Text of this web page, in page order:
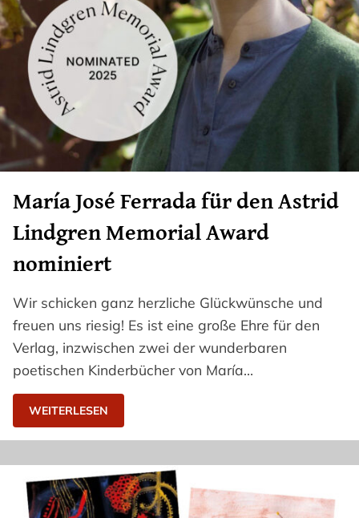
María José Ferrada für den Astrid
Lindgren Memorial Award
nominiert
Wir schicken ganz herzliche Glückwünsche und
freuen uns riesig! Es ist eine große Ehre für den
Verlag, inzwischen zwei der wunderbaren
poetischen Kinderbücher von María…
WEITERLESEN